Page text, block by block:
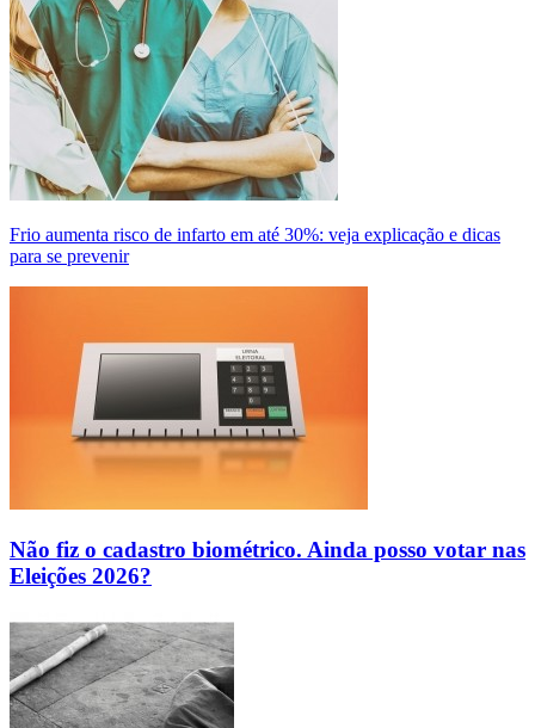
Frio aumenta risco de infarto em até 30%: veja explicação e dicas
para se prevenir
Não fiz o cadastro biométrico. Ainda posso votar nas
Eleições 2026?